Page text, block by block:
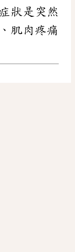
狀是突然
肌肉疼痛